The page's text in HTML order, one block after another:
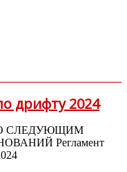
дрифту 2024
СЛЕДУЮЩИМ
Регламент